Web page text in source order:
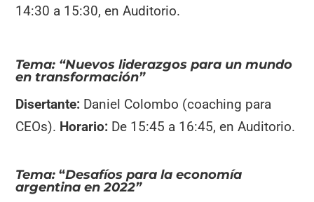
14:30 a 15:30, en Auditorio.
Tema: “Nuevos liderazgos para un mundo
en transformación”
Disertante: Daniel Colombo (coaching para
CEOs). Horario: De 15:45 a 16:45, en Auditorio.
Tema:“Desafíos para la economía
argentina en 2022”